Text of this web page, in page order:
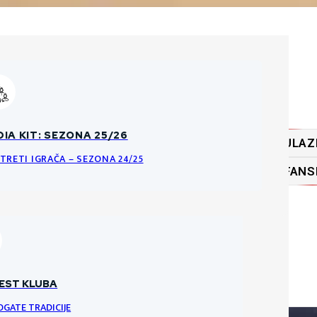
DATOTEKE
KLUBA
TRADICIJE
PRAVILA O PRODAJI ULAZNICA
I PRAVILA ULAZNICA ZA HNK GORICU
KIT: SEZONA 25/26
IGRAČA – SEZONA 24/25